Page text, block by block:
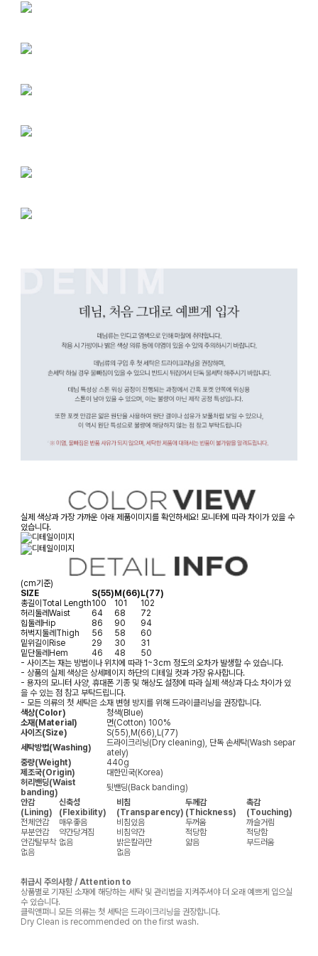
실제 색상과 가장 가까운 아래 제품이미지를 확인하세요! 모니터에 따라 차이가 있을 수
있습니다.
(cm기준)
SIZE
S(55) M(66) L(77)
총길이 Total Length100 101
102
허리둘레 Waist 64 68
72
힙둘레 Hip 86 90
94
허벅지둘레 Thigh 56 58
60
밑위길이 Rise 29 30
31
밑단둘레 Hem 46 48
50
- 사이즈는 재는 방법이나 위치에 따라 1~3cm 정도의 오차가 발생할 수 있습니다.
- 상품의 실제 색상은 상세페이지 하단의 디테일 컷과 가장 유사합니다.
- 용자의 모니터 사양, 휴대폰 기종 및 해상도 설정에 따라 실제 색상과 다소 차이가 있
을 수 있는 점 참고 부탁드립니다.
- 모든 의류의 첫 세탁은 소재 변형 방지를 위해 드라이클리닝을 권장합니다.
색상(Color)
청색(Blue)
소재(Material)
면(Cotton) 100%
사이즈(Size)
S(55),M(66),L(77)
세탁방법(Washing)
드라이크리닝(Dry cleaning), 단독 손세탁(Wash separ
ately)
중량(Weight)
440g
제조국(Origin)
대한민국(Korea)
허리밴딩(Waist
banding)
뒷밴딩(Back banding)
안감
(Lining)
신축성
(Flexibility)
비침
(Transparency)
두께감
(Thickness)
촉감
(Touching)
전체안감
매우좋음 비침있음 두꺼움
까슬거림
부분안감
약간당겨짐 비침약간 적당함
적당함
안감탈부착 없음 밝은칼라만 얇음
부드러움
없음
없음
취급시 주의사항 / Attention to
상품별로 기재된 소재에 해당하는 세탁 및 관리법을 지켜주셔야 더 오래 예쁘게 입으실
수 있습니다.
클릭앤퍼니 모든 의류는 첫 세탁은 드라이크리닝을 권장합니다.
Dry Clean is recommended on the first wash.